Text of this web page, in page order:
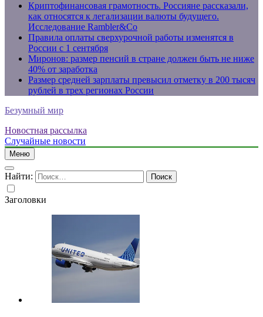
Криптофинансовая грамотность. Россияне рассказали,
как относятся к легализации валюты будущего.
Исследование Rambler&Co
Правила оплаты сверхурочной работы изменятся в
России с 1 сентября
Миронов: размер пенсий в стране должен быть не ниже
40% от заработка
Размер средней зарплаты превысил отметку в 200 тысяч
рублей в трех регионах России
Безумный мир
Новостная рассылка
Случайные новости
Меню
Найти:
Заголовки